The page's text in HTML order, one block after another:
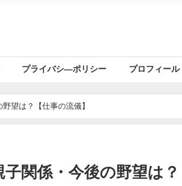
プライバシ―ポリシー プロフィール
望は？【仕事の流儀】
関係・今後の野望は？